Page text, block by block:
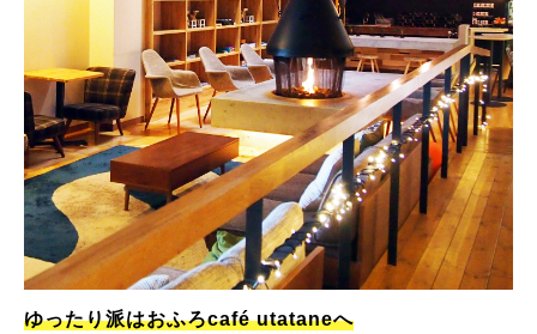
ゆったり派はおふろcafé utataneへ